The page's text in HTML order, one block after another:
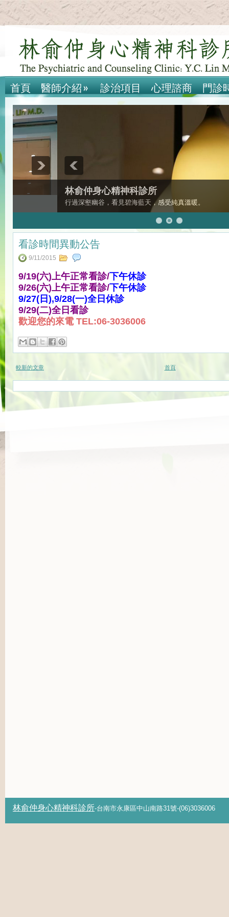
首頁 醫師介紹» 診治項目 心理諮商 門診
林俞仲身心精神科診所
行過深壑幽谷，看見碧海藍天，感受純真溫暖。
看診時間異動公告
9/11/2015
9/19(六)上午正常看診/下午休診
9/26(六)上午正常看診/下午休診
9/27(日),9/28(一)全日休診
9/29(二)全日看診
歡迎您的來電 TEL:06-3036006
較新的文章 首頁
林俞仲身心精神科診所-台南市永康區中山南路31號-(06)3036006